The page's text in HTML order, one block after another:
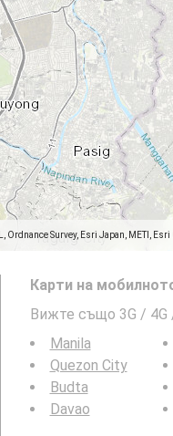
Ordnance Survey, Esri Japan, METI,
Карти на
Вижте също 3G / 4G
Manila
Quezon City
Budta
Davao